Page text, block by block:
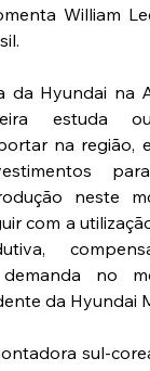
William
da Hyundai na
estuda
na região,
neste
com a
no
da Hyundai
sul-